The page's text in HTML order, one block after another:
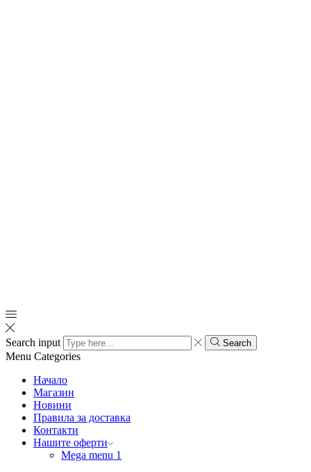
Search input Search
Menu Categories
Начало
Магазин
Новини
Правила за доставка
Контакти
Нашите оферти
Mega menu 1